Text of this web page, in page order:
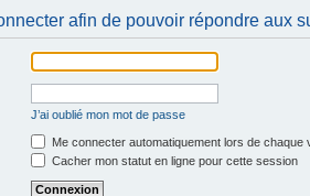
afin de pouvoir répondre aux
J’ai oublié mon mot de passe
Me connecter automatiquement lors de chaque
Cacher mon statut en ligne pour cette session